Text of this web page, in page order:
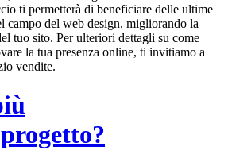
ti permetterà di beneficiare delle ultime
campo del web design, migliorando la
tuo sito. Per ulteriori dettagli su come
la tua presenza online, ti invitiamo a
vendite.